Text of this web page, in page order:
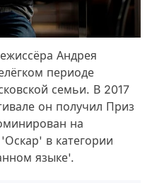
Андрея
периоде
семьи. В 2017
он получил Приз
на
в категории
языке'.